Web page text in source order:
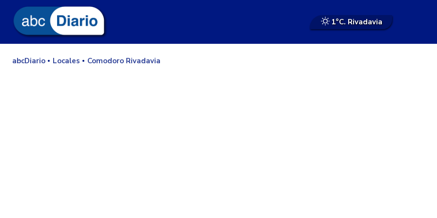
1°C. Rivadavia
abcDiario Locales Comodoro Rivadavia